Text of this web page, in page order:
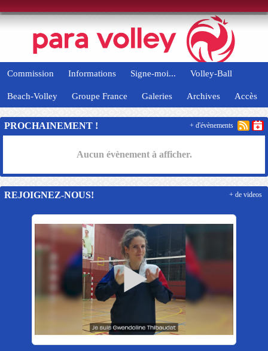
Commission Informations Signe-moi... Volley-Ball
Beach-Volley Groupe France Galeries Archives Accès
PROCHAINEMENT !
Aucun évènement à afficher.
+ d'évènements
REJOIGNEZ-NOUS! + de videos